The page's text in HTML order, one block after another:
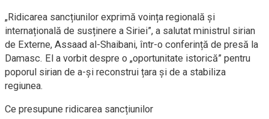
„Ridicarea sancțiunilor exprimă voința regională și
internațională de susținere a Siriei”, a salutat ministrul sirian
de Externe, Assaad al-Shaibani, într-o conferință de presă la
Damasc. El a vorbit despre o „oportunitate istorică” pentru
poporul sirian de a-și reconstrui țara și de a stabiliza
regiunea.
Ce presupune ridicarea sancțiunilor